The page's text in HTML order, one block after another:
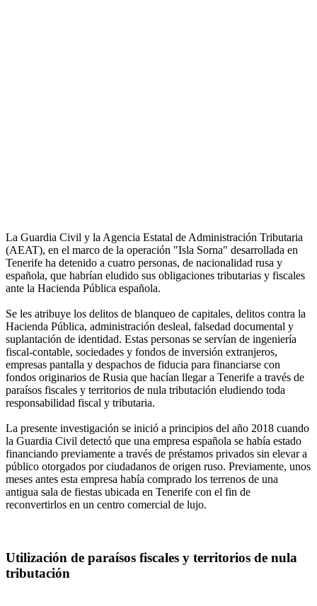
La Guardia Civil y la Agencia Estatal de Administración Tributaria
(AEAT), en el marco de la operación "Isla Sorna" desarrollada en
Tenerife ha detenido a cuatro personas, de nacionalidad rusa y
española, que habrían eludido sus obligaciones tributarias y fiscales
ante la Hacienda Pública española.
Se les atribuye los delitos de blanqueo de capitales, delitos contra la
Hacienda Pública, administración desleal, falsedad documental y
suplantación de identidad. Estas personas se servían de ingeniería
fiscal-contable, sociedades y fondos de inversión extranjeros,
empresas pantalla y despachos de fiducia para financiarse con
fondos originarios de Rusia que hacían llegar a Tenerife a través de
paraísos fiscales y territorios de nula tributación eludiendo toda
responsabilidad fiscal y tributaria.
La presente investigación se inició a principios del año 2018 cuando
la Guardia Civil detectó que una empresa española se había estado
financiando previamente a través de préstamos privados sin elevar a
público otorgados por ciudadanos de origen ruso. Previamente, unos
meses antes esta empresa había comprado los terrenos de una
antigua sala de fiestas ubicada en Tenerife con el fin de
reconvertirlos en un centro comercial de lujo.
Utilización de paraísos fiscales y territorios de nula
tributación